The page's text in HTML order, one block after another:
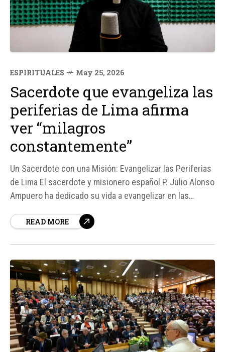
ESPIRITUALES May 25, 2026
Sacerdote que evangeliza las
periferias de Lima afirma
ver “milagros
constantemente”
Un Sacerdote con una Misión: Evangelizar las Periferias
de Lima El sacerdote y misionero español P. Julio Alonso
Ampuero ha dedicado su vida a evangelizar en las
retiros, confesiones, formación bíblica y
READ MORE